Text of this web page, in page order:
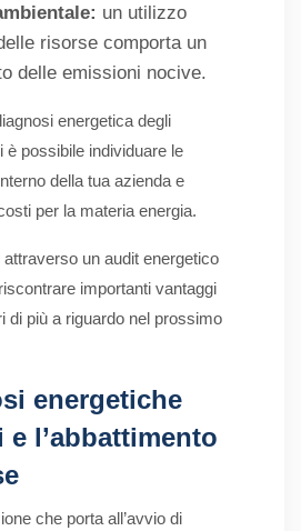
un utilizzo
risorse comporta un
delle emissioni nocive.
energetica degli
è possibile individuare le
della tua azienda e
per la materia energia.
un audit energetico
importanti vantaggi
di più a riguardo nel prossimo
energetiche
l’abbattimento
che porta all’avvio di